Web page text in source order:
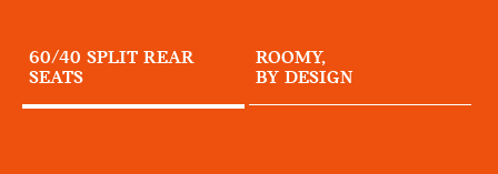
60/40 SPLIT REAR
SEATS
ROOMY,
BY DESIGN